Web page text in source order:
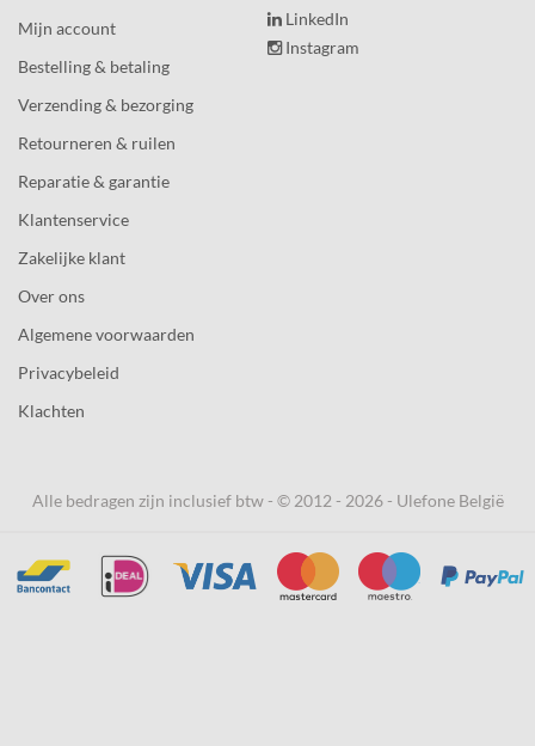
Mijn account
Bestelling & betaling
Verzending & bezorging
Retourneren & ruilen
Reparatie & garantie
Klantenservice
Zakelijke klant
Over ons
Algemene voorwaarden
Privacybeleid
Klachten
LinkedIn
Instagram
Alle bedragen zijn inclusief btw - © 2012 - 2026 - Ulefone België